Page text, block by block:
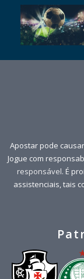
Apostar pode
Jogue com
responsável. É
assistenciais, tais